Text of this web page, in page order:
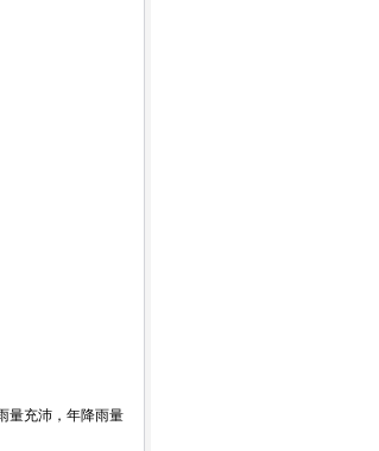
量充沛，年降雨量